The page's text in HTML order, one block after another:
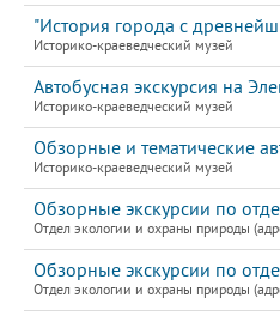
"История города с
Историко-краеведческий музей
Автобусная экскурсия на
Историко-краеведческий музей
Обзорные и тематические
Историко-краеведческий музей
Обзорные экскурсии по
Отдел экологии и охраны природы
Обзорные экскурсии по
Отдел экологии и охраны природы